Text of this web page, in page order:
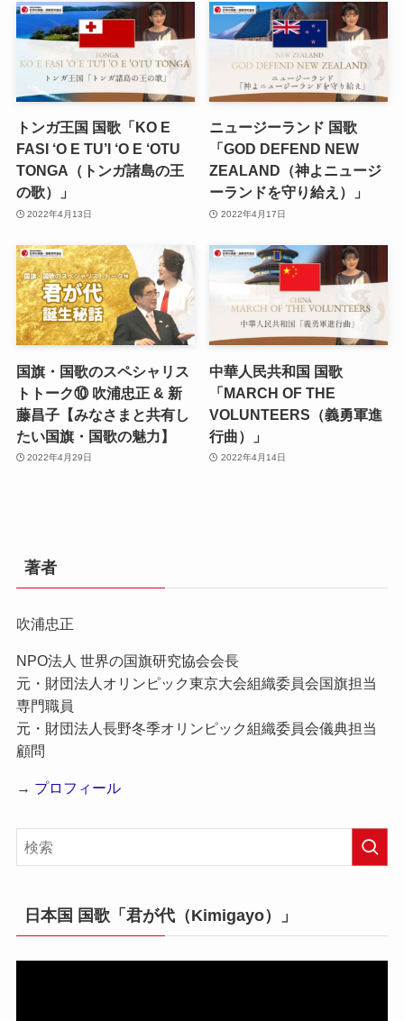
トンガ王国 国歌「KO E
FASI ‘O E TU’I ‘O E ‘OTU
TONGA（トンガ諸島の王
の歌）」
2022年4月13日
ニュージーランド 国歌
「GOD DEFEND NEW
ZEALAND（神よニュージ
ーランドを守り給え）」
2022年4月17日
国旗・国歌のスペシャリス
トトーク⑩ 吹浦忠正 & 新
藤昌子【みなさまと共有し
たい国旗・国歌の魅力】
2022年4月29日
中華人民共和国 国歌
「MARCH OF THE
VOLUNTEERS（義勇軍進
行曲）」
2022年4月14日
著者
吹浦忠正
NPO法人 世界の国旗研究協会会長
元・財団法人オリンピック東京大会組織委員会国旗担当
専門職員
元・財団法人長野冬季オリンピック組織委員会儀典担当
顧問
→ プロフィール
日本国 国歌「君が代（Kimigayo）」